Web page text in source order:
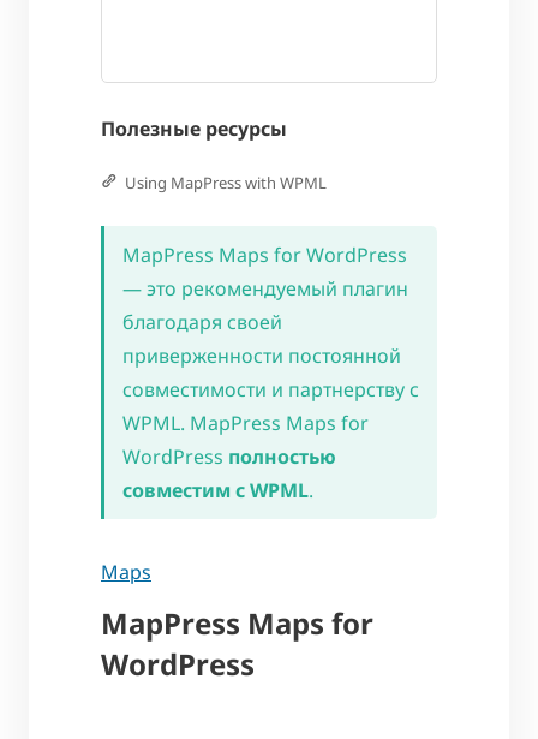
Полезные ресурсы
Using MapPress with WPML
MapPress Maps for WordPress
— это рекомендуемый плагин
благодаря своей
приверженности постоянной
совместимости и партнерству с
WPML. MapPress Maps for
WordPress полностью
совместим с WPML.
Maps
MapPress Maps for
WordPress